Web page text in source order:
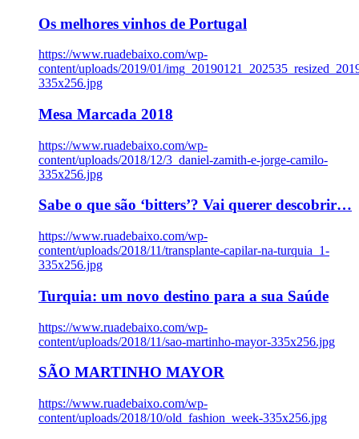
Os melhores vinhos de Portugal
https://www.ruadebaixo.com/wp-
content/uploads/2019/01/
335x256.jpg
Mesa Marcada 2018
https://www.ruadebaixo.com/wp-
content/uploads/2018/12/3_daniel-zamith-e-jorge-camilo-
335x256.jpg
Sabe o que são ‘bitters’? Vai querer descobrir…
https://www.ruadebaixo.com/wp-
content/uploads/2018/11/transplante-capilar-na-turquia_1-
335x256.jpg
Turquia: um novo destino para a sua Saúde
https://www.ruadebaixo.com/wp-
content/uploads/2018/11/sao-martinho-mayor-335x256.jpg
SÃO MARTINHO MAYOR
https://www.ruadebaixo.com/wp-
content/uploads/2018/10/old_fashion_week-335x256.jpg